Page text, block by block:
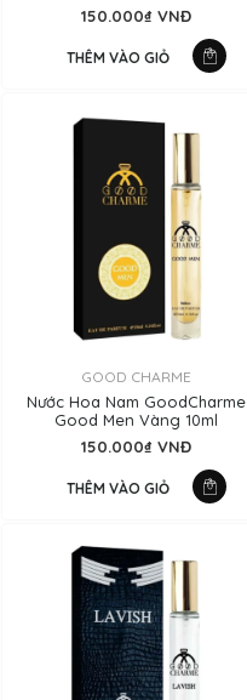
150.000₫ VNĐ
THÊM VÀO GIỎ
GOOD CHARME
Nước Hoa Nam GoodCharme
Good Men Vàng 10ml
150.000₫ VNĐ
THÊM VÀO GIỎ